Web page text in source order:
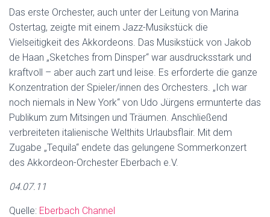
Das erste Orchester, auch unter der Leitung von Marina
Ostertag, zeigte mit einem Jazz-Musikstück die
Vielseitigkeit des Akkordeons. Das Musikstück von Jakob
de Haan „Sketches from Dinsper“ war ausdrucksstark und
kraftvoll – aber auch zart und leise. Es erforderte die ganze
Konzentration der Spieler/innen des Orchesters. „Ich war
noch niemals in New York“ von Udo Jürgens ermunterte das
Publikum zum Mitsingen und Träumen. Anschließend
verbreiteten italienische Welthits Urlaubsflair. Mit dem
Zugabe „Tequila“ endete das gelungene Sommerkonzert
des Akkordeon-Orchester Eberbach e.V.
04.07.11
Quelle: Eberbach Channel